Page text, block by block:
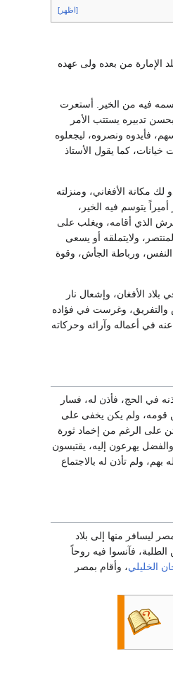
[اظهر]
الإمارة من بعده ولى عهده
توسمه فيه من الخير. أستعرت
تدبيره يستتب الأمر
فأيدوه ونصروه، ليجعلوه
كما يقول الأستاذ
مكانة الأفغاني، ومنزلته
يتوسم فيه الخير،
الذي أقامه، ويغلب على
ولايتملقه أو يسعى
ورباطة الجأش، وقوة
الأفغان، وإشعال نار
والتفريق، وغرست في فؤاده
في أعماله وآرائه وحركاته
في الحج، فأذن له، فسار
قومه، ولم يكن يخفى على
على الرغم من إخماد ثورة
يهرعون إليه، يقتبسون
ولم تأذن له بالاجتماع
ليسافر منها إلى بلاد
فآنسوا فيه روحاً
الخليلي، وأقام بمصر